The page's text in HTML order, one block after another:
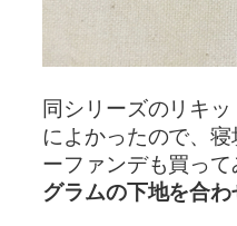
同シリーズのリキ
によかったので、
ーファンデも買って
グラムの下地を合